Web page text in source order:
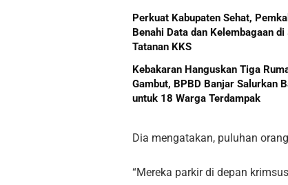
Perkuat Kabupaten Sehat,
Benahi Data dan Kelembagaan
Tatanan KKS
Kebakaran Hanguskan Tiga
Gambut, BPBD Banjar Salurkan
untuk 18 Warga Terdampak
Dia mengatakan, puluhan
“Mereka parkir di depan